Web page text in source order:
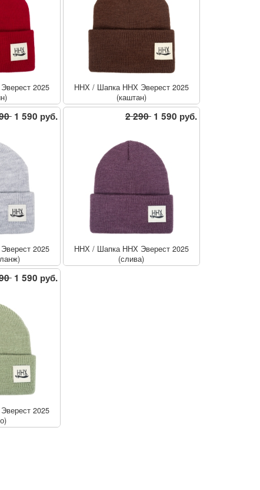
2025
ННХ/ Шапка ННХ Эверест 2025
(каштан)
1 590 руб.
2025
2 290 1 590 руб.
ННХ/ Шапка ННХ Эверест 2025
(слива)
1 590 руб.
2025